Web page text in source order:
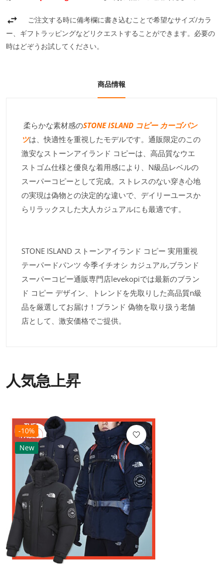
ご注文する時に備考欄に書き込むことで希望なサイズ/カラ
ー、ギフトラッピングなどリクエストすることができます。必要の
時はどぞうお試してください。
商品情報
柔らかな素材感のSTONE ISLAND コピー カーゴパン
ツは、快適性を重視したモデルです。通販限定のこの
激安なストーンアイランド コピーは、高品質なウエ
ストゴム仕様と優良な着用感により、N級品レベルの
スーパーコピーとして完成。ストレスのない穿き心地
の実現は偽物との決定的な違いで、デイリーユースか
らリラックスした大人カジュアルにも最適です。
STONE ISLAND ストーンアイランド コピー 実用重視
テーパードパンツ 今季イチオシ カジュアル,ブランド
スーパーコピー通販専門店levekopiでは最新のブラン
ド コピー デザイン、トレンドを先取りした高品質n級
品を厳選してお届け！ブランド 偽物を取り扱う老舗
店として、激安価格でご提供。
人気急上昇
-10%
New